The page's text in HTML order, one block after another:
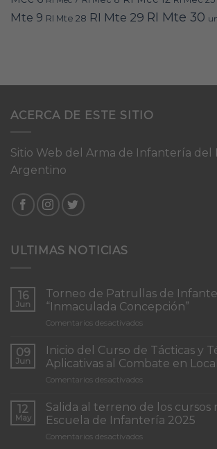
Mte 9 RI Mte 28 RI Mte 29 RI Mte 30
ACERCA DE ESTE SITIO
Sitio Web del Arma de Infantería del
Argentino
ULTIMAS NOTICIAS
16
Jun
Torneo de Patrullas de
“Inmaculada Concepción”
Comentarios desactivados
Patrullas
de
Infantería
Concepción”
09
Jun
Inicio del Curso de Tácticas y
Aplicativas al Combate en
Comentarios desactivados
del
Curso
de
Tácticas
12
May
Salida al terreno de los cursos
Escuela de Infantería 2025
Comentarios desactivados